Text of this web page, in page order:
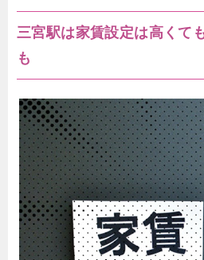
三宮駅は家賃設定は高くて
も